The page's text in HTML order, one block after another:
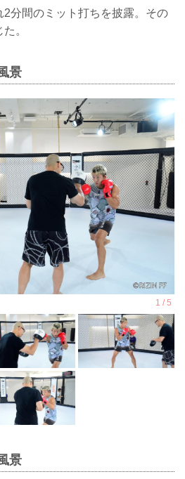
分間のミット打ちを披露。その
。
景
景